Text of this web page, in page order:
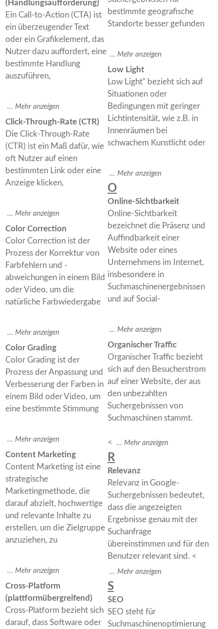
(Handlungsaufforderung)
Ein Call-to-Action (CTA) ist
ein überzeugender Text
oder ein Grafikelement, das
Nutzer dazu auffordert, eine
bestimmte Handlung
auszuführen,
Click-Through-Rate (CTR)
Die Click-Through-Rate
(CTR) ist ein Maß dafür, wie
oft Nutzer auf einen
bestimmten Link oder eine
Anzeige klicken,
Color Correction
Color Correction ist der
Prozess der Korrektur von
Farbfehlern und -
abweichungen in einem Bild
oder Video, um die
natürliche Farbwiedergabe
Color Grading
Color Grading ist der
Prozess der Anpassung und
Verbesserung der Farben in
einem Bild oder Video, um
eine bestimmte Stimmung
Content Marketing
Content Marketing ist eine
strategische
Marketingmethode, die
darauf abzielt, hochwertige
und relevante Inhalte zu
erstellen, um die Zielgruppe
anzuziehen, zu
Cross-Platform
(plattformübergreifend)
Cross-Platform bezieht sich
darauf, dass Software oder
bestimmte geografische
Standorte besser gefunden
Low Light
Low Light" bezieht sich auf
Situationen oder
Bedingungen mit geringer
Lichtintensität, wie z.B. in
Innenräumen bei
schwachem Kunstlicht oder
O
Online-Sichtbarkeit
Online-Sichtbarkeit
bezeichnet die Präsenz und
Auffindbarkeit einer
Website oder eines
Unternehmens im Internet,
insbesondere in
Suchmaschinenergebnissen
und auf Social-
Organischer Traffic
Organischer Traffic bezieht
sich auf den Besucherstrom
auf einer Website, der aus
den unbezahlten
Suchergebnissen von
Suchmaschinen stammt.
<
R
Relevanz
Relevanz in Google-
Suchergebnissen bedeutet,
dass die angezeigten
Ergebnisse genau mit der
Suchanfrage
übereinstimmen und für den
Benutzer relevant sind. <
S
SEO
SEO steht für
Suchmaschinenoptimierung